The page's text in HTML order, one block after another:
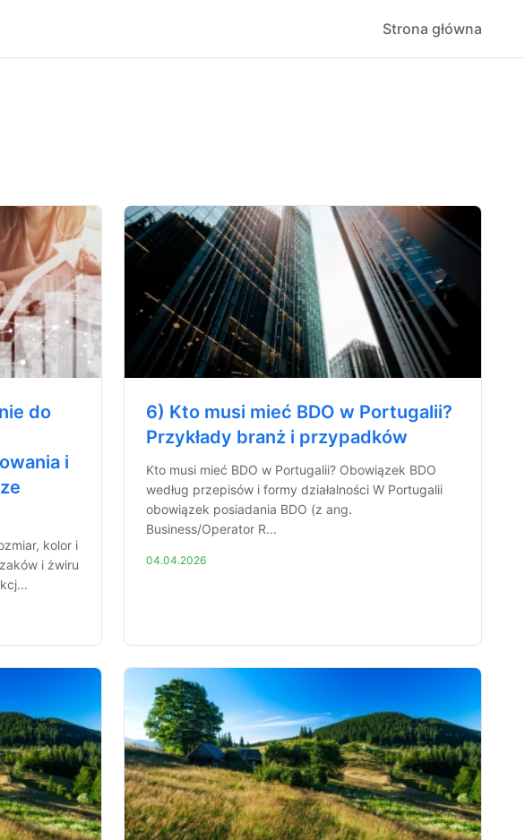
Strona główna
do
i
kolor i
i żwiru
6) Kto musi mieć BDO w Portugalii?
Przykłady branż i przypadków
Kto musi mieć BDO w Portugalii? Obowiązek BDO
według przepisów i formy działalności W Portugalii
obowiązek posiadania BDO (z ang.
Business/Operator R...
04.04.2026